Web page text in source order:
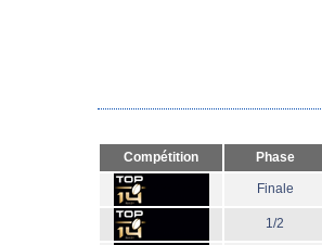
Compétition Phase
Finale
1/2